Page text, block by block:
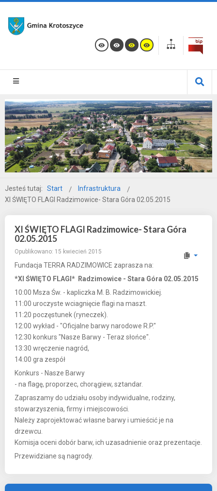
Jesteś tutaj: Start
Infrastruktura
XI ŚWIĘTO FLAGI Radzimowice- Stara Góra 02.05.2015
XI ŚWIĘTO FLAGI Radzimowice- Stara Góra
02.05.2015
Opublikowano: 15 kwiecień 2015
Fundacja TERRA RADZIMOWICE zaprasza na:
*XI ŚWIĘTO FLAGI* Radzimowice - Stara Góra 02.05.2015
10:00 Msza Św. - kapliczka M. B. Radzimowickiej.
11:00 uroczyste wciagnięcie flagi na maszt.
11:20 poczęstunek (ryneczek).
12:00 wykład - "Oficjalne barwy narodowe R.P."
12:30 konkurs "Nasze Barwy - Teraz słońce".
13:30 wręczenie nagród,
14:00 gra zespół
Konkurs - Nasze Barwy
- na flagę, proporzec, chorągiew, sztandar.
Zapraszamy do udziału osoby indywidualne, rodziny,
stowarzyszenia, firmy i miejscowości.
Należy zaprojektować własne barwy i umieścić je na
drzewcu.
Komisja oceni dobór barw, ich uzasadnienie oraz prezentacje.
Przewidziane są nagrody.